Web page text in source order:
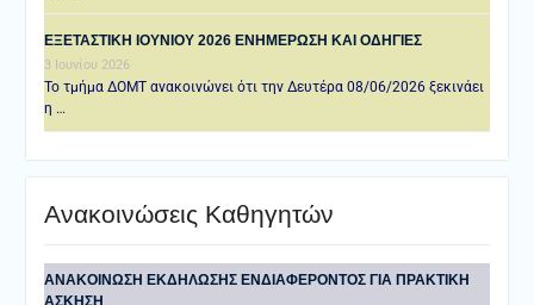
ΕΞΕΤΑΣΤΙΚΗ IOYNIOY 2026 ΕΝΗΜΕΡΩΣΗ ΚΑΙ ΟΔΗΓΙΕΣ
3 Ιουνίου 2026
Το τμήμα ΔΟΜΤ ανακοινώνει ότι την Δευτέρα 08/06/2026 ξεκινάει
η …
Ανακοινώσεις Καθηγητών
ANAKOINΩΣΗ ΕΚΔΗΛΩΣΗΣ ΕΝΔΙΑΦΕΡΟΝΤΟΣ ΓΙΑ ΠΡΑΚΤΙΚΗ
ΑΣΚΗΣΗ